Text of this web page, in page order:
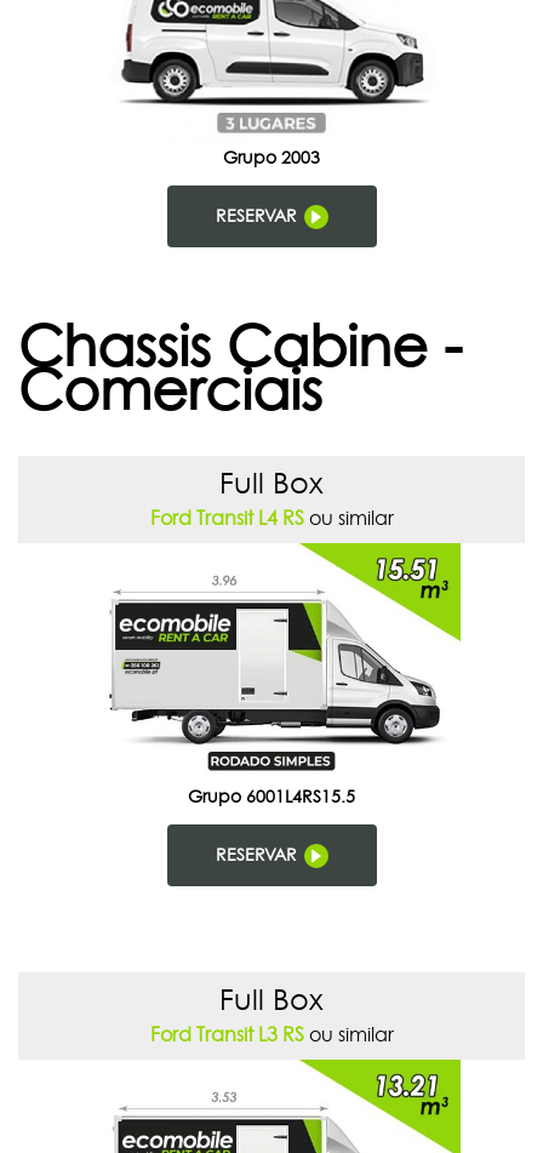
Grupo 2003
RESERVAR
Chassis Cabine -
Comerciais
Full Box
Ford Transit L4 RSou similar
Grupo 6001L4RS15.5
RESERVAR
Full Box
Ford Transit L3 RSou similar